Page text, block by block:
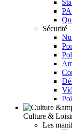
Sécurité
Culture &
Les